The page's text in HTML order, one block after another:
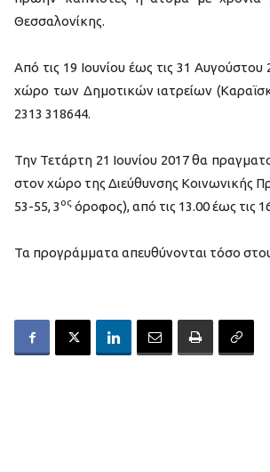
Θεσσαλονίκης.
Από τις 19 Ιουνίου έως τις 31
χώρο των Δημοτικών ιατρείων
2313 318644.
Την Τετάρτη 21 Ιουνίου 2017 θα
στον χώρο της Διεύθυνσης Κοινωνικής
53-55, 3 ος όροφος), από τις 13.00 έως τις
Τα προγράμματα απευθύνονται τόσο